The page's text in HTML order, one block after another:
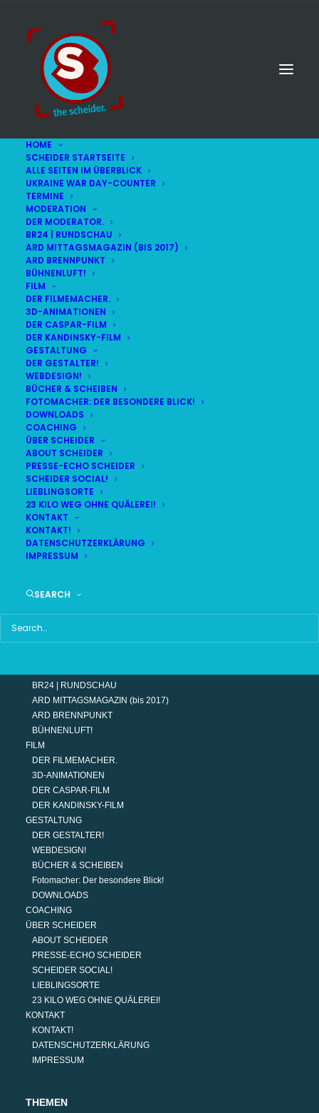
HOME
SCHEIDER STARTSEITE
ALLE SEITEN IM ÜBERBLICK
UKRAINE WAR DAY-COUNTER
TERMINE
MODERATION
DER MODERATOR.
BR24 | RUNDSCHAU
ARD MITTAGSMAGAZIN (BIS 2017)
ARD BRENNPUNKT
BÜHNENLUFT!
FILM
DER FILMEMACHER.
3D-ANIMATIONEN
DER CASPAR-FILM
DER KANDINSKY-FILM
GESTALTUNG
DER GESTALTER!
WEBDESIGN!
BÜCHER & SCHEIBEN
FOTOMACHER: DER BESONDERE BLICK!
DOWNLOADS
COACHING
ÜBER SCHEIDER
ABOUT SCHEIDER
PRESSE-ECHO SCHEIDER
SCHEIDER SOCIAL!
LIEBLINGSORTE
23 KILO WEG OHNE QUÄLEREI!
KONTAKT
KONTAKT!
DATENSCHUTZERKLÄRUNG
IMPRESSUM
SEARCH
© STEFAN SCHEIDER
LIVE(alle Termine
DEMNÄCHST:
FR
07
AUG
BR24 | 18.30 UHR
BR MÜNCHEN FREIMANN
HAUPTMENÜ
SCHEIDER STARTSEITE
UKRAINE WAR DAY-COUNTER
TERMINE
BR24 | RUNDSCHAU
ARD MITTAGSMAGAZIN (bis 2017)
ARD BRENNPUNKT
BÜHNENLUFT!
FILM
DER FILMEMACHER.
3D-ANIMATIONEN
DER CASPAR-FILM
DER KANDINSKY-FILM
GESTALTUNG
DER GESTALTER!
WEBDESIGN!
BÜCHER & SCHEIBEN
Fotomacher: Der besondere Blick!
DOWNLOADS
COACHING
ÜBER SCHEIDER
ABOUT SCHEIDER
PRESSE-ECHO SCHEIDER
SCHEIDER SOCIAL!
LIEBLINGSORTE
23 KILO WEG OHNE QUÄLEREI!
KONTAKT
KONTAKT!
DATENSCHUTZERKLÄRUNG
IMPRESSUM
THEMEN